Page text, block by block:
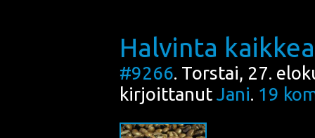
Halvinta kaikkea
#9266. Torstai, 27.
kirjoittanut Jani. 19